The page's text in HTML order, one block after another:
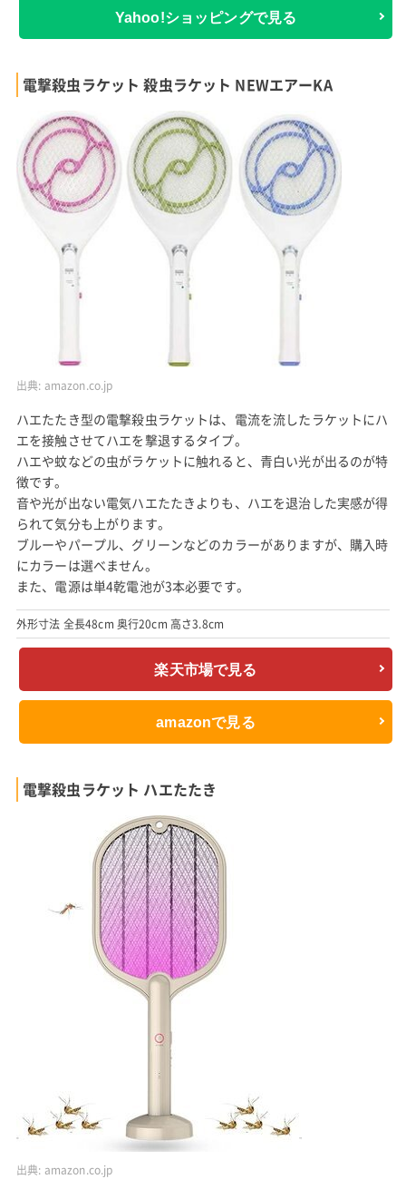
Yahoo!ショッピングで見る
電撃殺虫ラケット 殺虫ラケット NEWエアーKA
出典: amazon.co.jp
ハエたたき型の電撃殺虫ラケットは、電流を流したラケットにハ
エを接触させてハエを撃退するタイプ。
ハエや蚊などの虫がラケットに触れると、青白い光が出るのが特
徴です。
音や光が出ない電気ハエたたきよりも、ハエを退治した実感が得
られて気分も上がります。
ブルーやパープル、グリーンなどのカラーがありますが、購入時
にカラーは選べません。
また、電源は単4乾電池が3本必要です。
外形寸法 全長48cm 奥行20cm 高さ3.8cm
楽天市場で見る
amazonで見る
電撃殺虫ラケット ハエたたき
出典: amazon.co.jp